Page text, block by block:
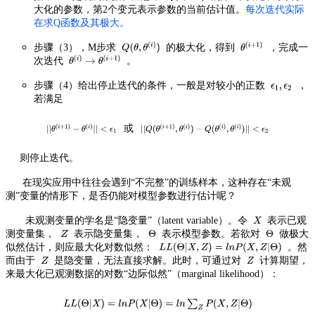
大化的参数，第2个变元表示参数的当前估计值。 每次迭代实际
在求Q函数及其极大。
步骤（3），M步求 的极大化，得到
，完成一
次迭代
。
步骤（4）给出停止迭代的条件，一般是对较小的正数
，
若满足
或
则停止迭代。
在现实应用中往往会遇到“不完整”的训练样本，这种存在“未观
测”变量的情形下，是否仍能对模型参数进行估计呢？
未观测变量的学名是“隐变量”（latent variable）。令
表示已观
测变量集，
表示隐变量集， 表示模型参数。若欲对
做极大
似然估计，则应最大化对数似然：
。然
而由于
是隐变量，无法直接求解。此时，可通过对
计算期望，
来最大化已观测数据的对数“边际似然”（marginal likelihood）：